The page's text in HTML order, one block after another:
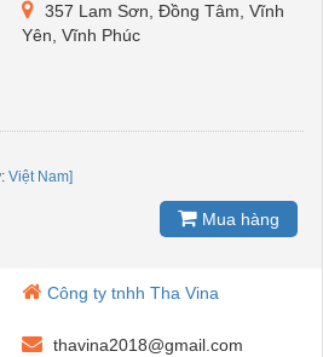
357 Lam Sơn, Đồng Tâm, Vĩnh
Yên, Vĩnh Phúc
: Việt Nam]
Mua hàng
Công ty tnhh Tha Vina
thavina2018@gmail.com